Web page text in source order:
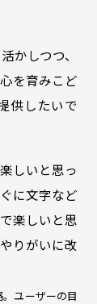
かしつつ、
を育みこど
供したいで
しいと思っ
に文字など
楽しいと思
りがいに改
ユーザーの目